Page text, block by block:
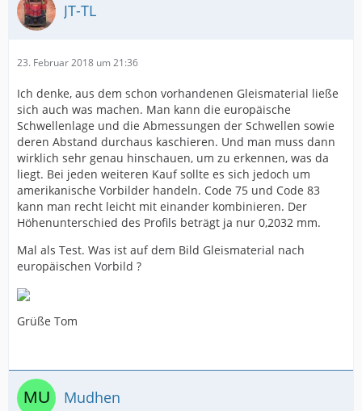
JT-TL
23. Februar 2018 um 21:36
Ich denke, aus dem schon vorhandenen Gleismaterial ließe
sich auch was machen. Man kann die europäische
Schwellenlage und die Abmessungen der Schwellen sowie
deren Abstand durchaus kaschieren. Und man muss dann
wirklich sehr genau hinschauen, um zu erkennen, was da
liegt. Bei jeden weiteren Kauf sollte es sich jedoch um
amerikanische Vorbilder handeln. Code 75 und Code 83
kann man recht leicht mit einander kombinieren. Der
Höhenunterschied des Profils beträgt ja nur 0,2032 mm.
Mal als Test. Was ist auf dem Bild Gleismaterial nach
europäischen Vorbild ?
Grüße Tom
Mudhen